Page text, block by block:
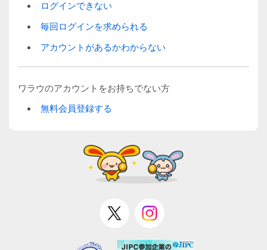
ログインできない
毎回ログインを求められる
アカウントがあるかわからない
ワラウのアカウントをお持ちでない方
無料会員登録する